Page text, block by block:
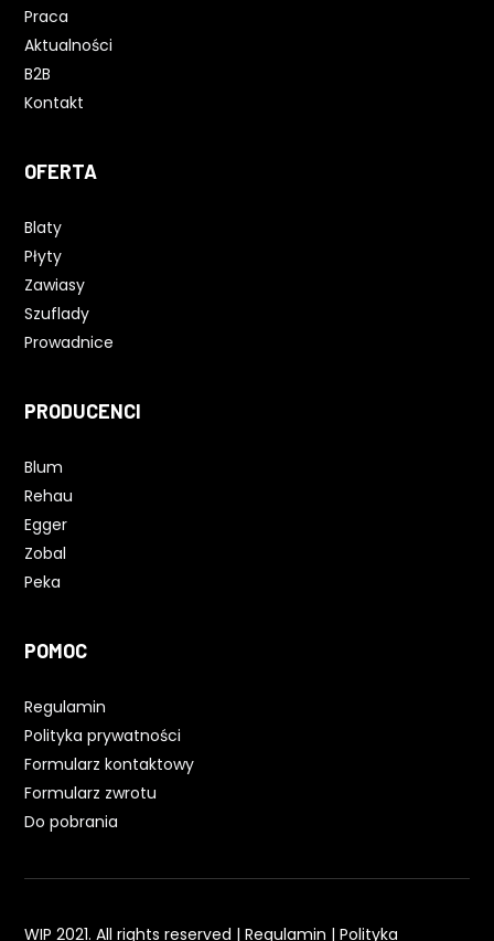
Praca
Aktualności
B2B
Kontakt
OFERTA
Blaty
Płyty
Zawiasy
Szuflady
Prowadnice
PRODUCENCI
Blum
Rehau
Egger
Zobal
Peka
POMOC
Regulamin
Polityka prywatności
Formularz kontaktowy
Formularz zwrotu
Do pobrania
WIP 2021. All rights reserved |Regulamin |Polityka